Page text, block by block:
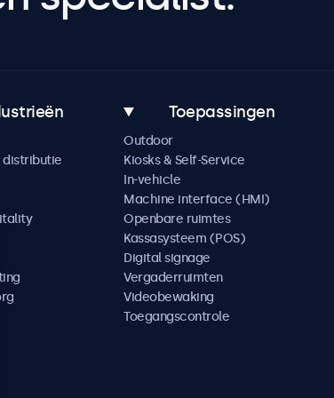
distributie
Toepassingen
Outdoor
Kiosks & Self-Service
In-vehicle
Machine interface (HMI)
Openbare ruimtes
Kassasysteem (POS)
Digital signage
Vergaderruimten
Videobewaking
Toegangscontrole